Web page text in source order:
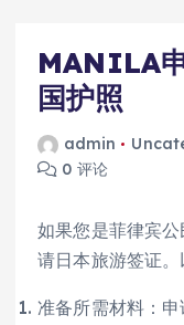
MANILA
国护照
admin
0 评论
如果您是菲律宾
请日本旅游签证。
准备所需材料：